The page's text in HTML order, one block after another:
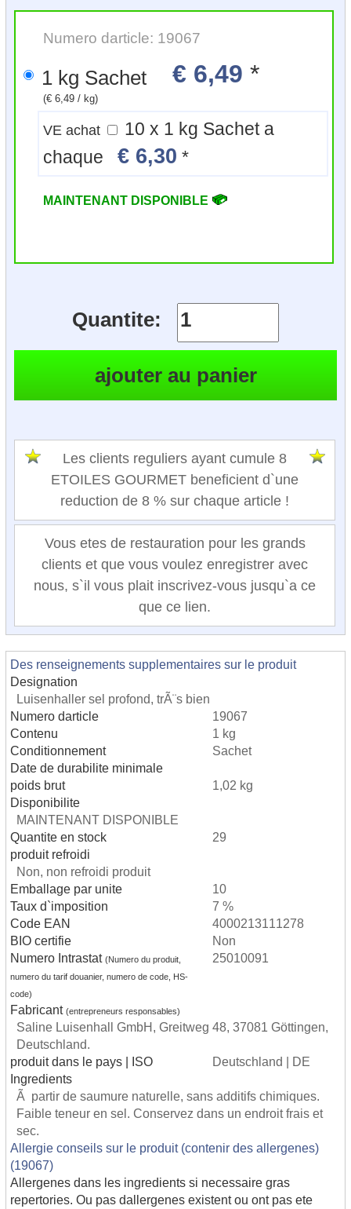
Numero darticle: 19067
1 kg Sachet € 6,49 *
(€ 6,49 / kg)
VE achat
10 x 1 kg Sachet a
chaque€ 6,30 *
MAINTENANT DISPONIBLE
Quantite:
Les clients reguliers ayant cumule 8
ETOILES GOURMET beneficient d`une
reduction de 8 % sur chaque article !
Vous etes de restauration pour les grands
clients et que vous voulez enregistrer avec
nous, s`il vous plait inscrivez-vous jusqu`a ce
que ce lien.
Des renseignements supplementaires sur le produit
Designation
Luisenhaller sel profond, trÃ¨s bien
Numero darticle
19067
Contenu
1 kg
Conditionnement
Sachet
Date de durabilite minimale
poids brut
1,02 kg
Disponibilite
MAINTENANT DISPONIBLE
Quantite en stock
29
produit refroidi
Non, non refroidi produit
Emballage par unite
10
Taux d`imposition
7 %
Code EAN
4000213111278
BIO certifie
Non
Numero Intrastat (Numero du produit,
numero du tarif douanier, numero de code, HS-
code)
25010091
Fabricant (entrepreneurs responsables)
Saline Luisenhall GmbH, Greitweg 48, 37081 Göttingen,
Deutschland.
produit dans le pays | ISO
Deutschland | DE
Ingredients
Ã partir de saumure naturelle, sans additifs chimiques.
Faible teneur en sel. Conservez dans un endroit frais et
sec.
Allergie conseils sur le produit (contenir des allergenes)
(19067)
Allergenes dans les ingredients si necessaire gras
repertories. Ou pas dallergenes existent ou ont pas ete